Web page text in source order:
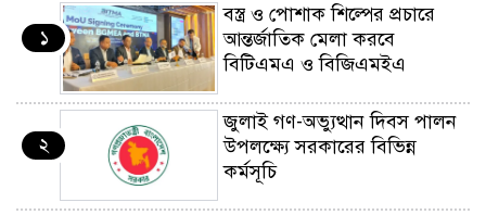
১
বস্ত্র ও পোশাক শিল্পের প্রচারে
আন্তর্জাতিক মেলা করবে
বিটিএমএ ও বিজিএমইএ
২
জুলাই গণ-অভ্যুত্থান দিবস পালন
উপলক্ষ্যে সরকারের বিভিন্ন
কর্মসূচি